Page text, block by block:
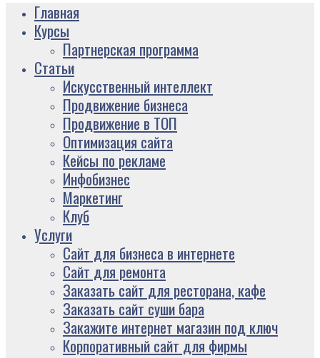
Главная
Курсы
Партнерская программа
Статьи
Искусственный интеллект
Продвижение бизнеса
Продвижение в ТОП
Оптимизация сайта
Кейсы по рекламе
Инфобизнес
Маркетинг
Клуб
Услуги
Сайт для бизнеса в интернете
Сайт для ремонта
Заказать сайт для ресторана, кафе
Заказать сайт суши бара
Закажите интернет магазин под ключ
Корпоративный сайт для фирмы